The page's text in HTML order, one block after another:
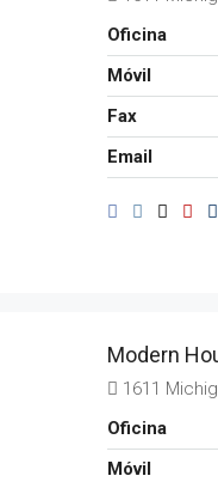
Oficina
Móvil
Fax
Email
Modern
1611
Oficina
Móvil